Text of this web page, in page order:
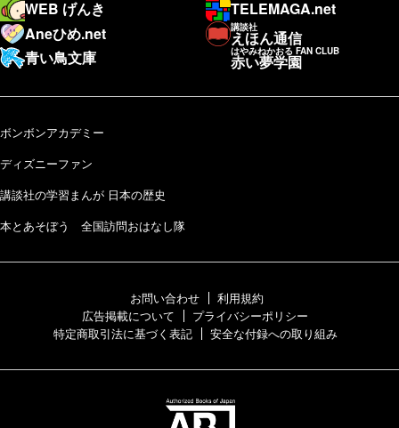
WEB げんき
TELEMAGA.net
Aneひめ.net
講談社
えほん通信
青い鳥文庫
はやみねかおる FAN CLUB
赤い夢学園
ボンボンアカデミー
ディズニーファン
講談社の学習まんが 日本の歴史
本とあそぼう 全国訪問おはなし隊
お問い合わせ
利用規約
広告掲載について
プライバシーポリシー
特定商取引法に基づく表記
安全な付録への取り組み